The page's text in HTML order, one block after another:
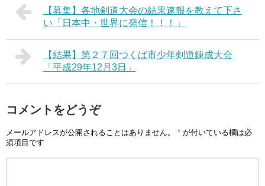
【募集】各地剣道大会の結果速報を教えて下さ
い「日本中・世界に発信！！！」
【結果】第２７回つくば市少年剣道錬成大会
「平成29年12月3日」
コメントをどうぞ
メールアドレスが公開されることはありません。 * が付いている欄は必
須項目です